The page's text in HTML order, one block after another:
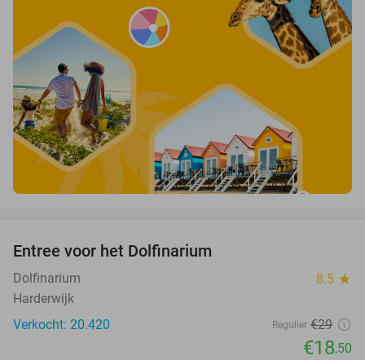
Entree voor het Dolfinarium
Dolfinarium 8.5 star
Harderwijk
Verkocht: 20.420
Regulier €29
€18,50